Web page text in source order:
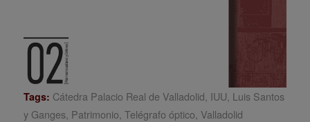
Tags: Cátedra Palacio Real de Valladolid IUU Luis Santos
y Ganges, Patrimonio Telégrafo óptico Valladolid